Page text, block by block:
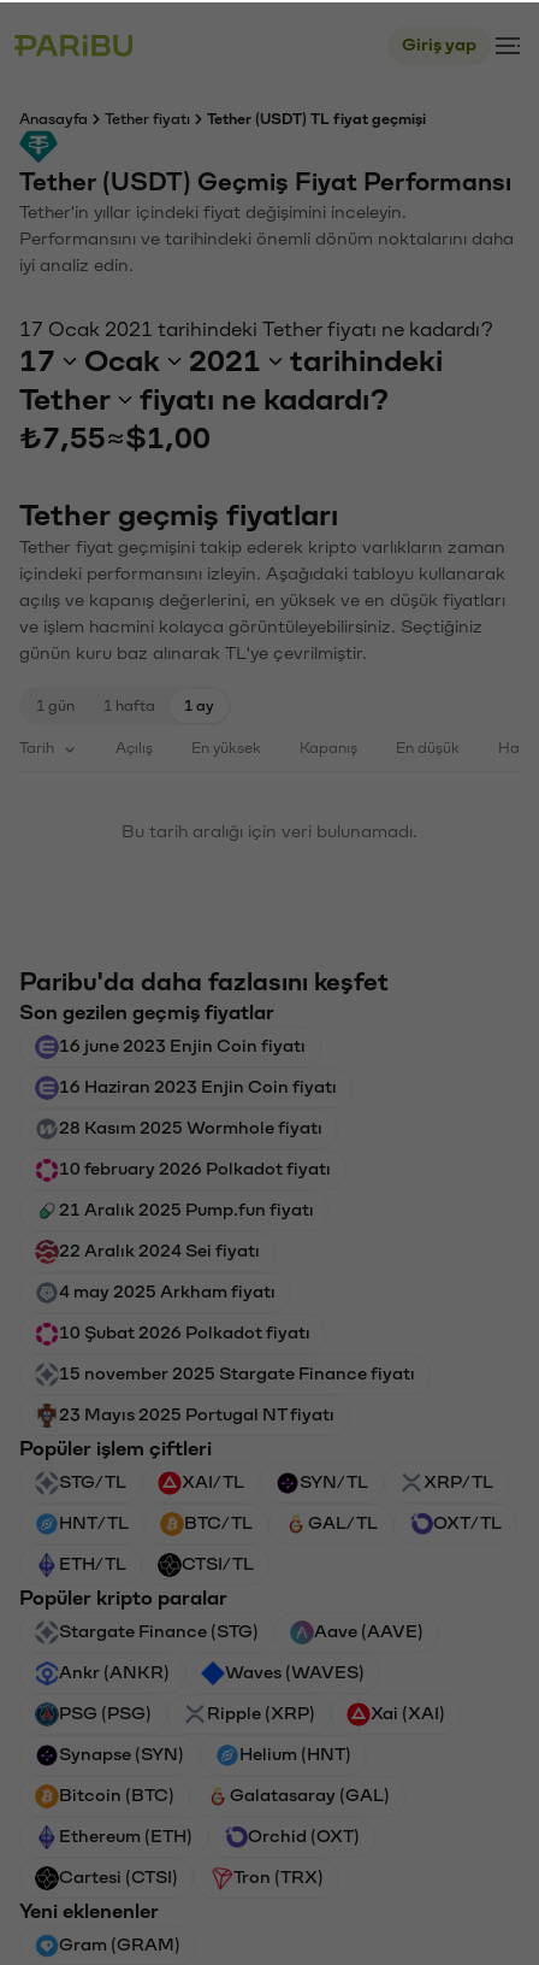
Giriş yap
Anasayfa Tether fiyatı Tether (USDT) TL fiyat geçmişi
Tether (USDT) Geçmiş Fiyat Performansı
Tether'in yıllar içindeki fiyat değişimini inceleyin.
Performansını ve tarihindeki önemli dönüm noktalarını daha
iyi analiz edin.
17 Ocak 2021 tarihindeki Tether fiyatı ne kadardı?
17 Ocak 2021
tarihindeki
Tether
fiyatı ne kadardı?
₺7,55≈$1,00
Tether geçmiş fiyatları
Tether fiyat geçmişini takip ederek kripto varlıkların zaman
içindeki performansını izleyin. Aşağıdaki tabloyu kullanarak
açılış ve kapanış değerlerini, en yüksek ve en düşük fiyatları
ve işlem hacmini kolayca görüntüleyebilirsiniz. Seçtiğiniz
günün kuru baz alınarak TL'ye çevrilmiştir.
1 gün 1 hafta 1 ay
Tarih Açılış En yüksek Kapanış En düşük
Bu tarih aralığı için veri bulunamadı.
Paribu'da daha fazlasını keşfet
Son gezilen geçmiş fiyatlar
16 june 2023 Enjin Coin fiyatı
16 Haziran 2023 Enjin Coin fiyatı
28 Kasım 2025 Wormhole fiyatı
10 february 2026 Polkadot fiyatı
21 Aralık 2025 Pump.fun fiyatı
22 Aralık 2024 Sei fiyatı
4 may 2025 Arkham fiyatı
10 Şubat 2026 Polkadot fiyatı
15 november 2025 Stargate Finance fiyatı
23 Mayıs 2025 Portugal NT fiyatı
Popüler işlem çiftleri
STG/TL XAI/TL SYN/TL XRP/TL
HNT/TL BTC/TL GAL/TL OXT/TL
ETH/TL CTSI/TL
Popüler kripto paralar
Stargate Finance (STG) Aave (AAVE)
Ankr (ANKR) Waves (WAVES)
PSG (PSG) Ripple (XRP) Xai (XAI)
Synapse (SYN) Helium (HNT)
Bitcoin (BTC) Galatasaray (GAL)
Ethereum (ETH) Orchid (OXT)
Cartesi (CTSI) Tron (TRX)
Yeni eklenenler
Gram (GRAM)